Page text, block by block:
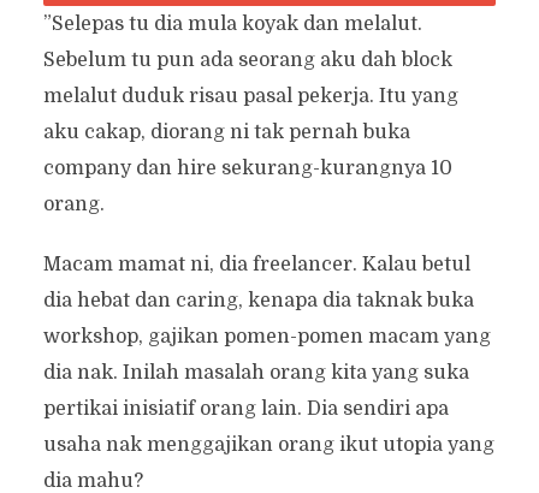
”Selepas tu dia mula koyak dan melalut.
Sebelum tu pun ada seorang aku dah block
melalut duduk risau pasal pekerja. Itu yang
aku cakap, diorang ni tak pernah buka
company dan hire sekurang-kurangnya 10
orang.
Macam mamat ni, dia freelancer. Kalau betul
dia hebat dan caring, kenapa dia taknak buka
workshop, gajikan pomen-pomen macam yang
dia nak. Inilah masalah orang kita yang suka
pertikai inisiatif orang lain. Dia sendiri apa
usaha nak menggajikan orang ikut utopia yang
dia mahu?